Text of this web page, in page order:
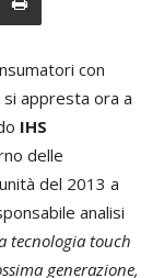
con
appresta ora a
IHS
delle
del 2013 a
analisi
tecnologia touch
generazione,